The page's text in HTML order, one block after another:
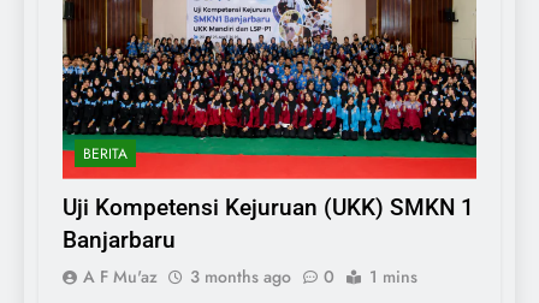
BERITA
Uji Kompetensi Kejuruan (UKK) SMKN 1
Banjarbaru
A F Mu'az 3 months ago 0 1 mins